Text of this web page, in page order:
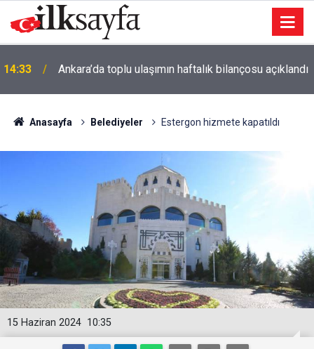
14:00 Müthiş olur
Anasayfa Belediyeler Estergon hizmete kapatıldı
10:35
15 Haziran 2024